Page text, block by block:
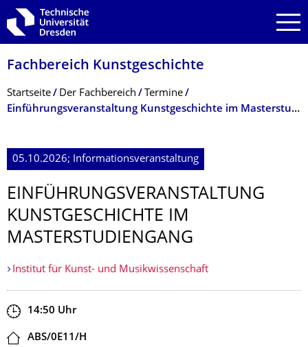
Zur Hauptnavigation springen
Zur Suche springen
Zum Inhalt springen
Fachbereich Kunstgeschichte
Breadcrumb-Menü
Startseite Der Fachbereich
Termine
Einführungsveranstaltung Kunstgeschichte im Masterstudiengang
05.10.2026; Informationsveranstaltung
EINFÜHRUNGSVER­ANSTALTUNG
KUNSTGESCHICHTE IM
MASTERSTUDIEN­GANG
Institut für Kunst- und Musikwissenschaft
Zeit
14:50 Uhr
Ort
ABS/0E11/H